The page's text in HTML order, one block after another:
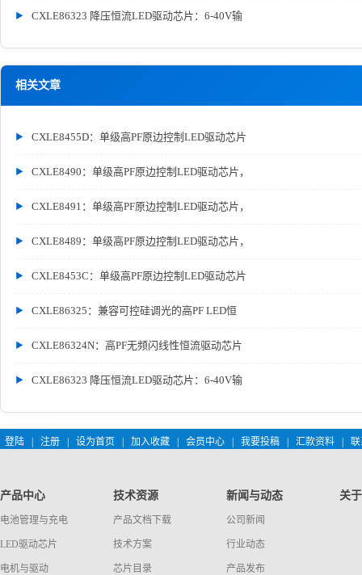
CXLE86323 降压恒流LED驱动芯片：6-40V输
相关文章
CXLE8455D：单级高PF原边控制LED驱动芯片
CXLE8490：单级高PF原边控制LED驱动芯片，
CXLE8491：单级高PF原边控制LED驱动芯片，
CXLE8489：单级高PF原边控制LED驱动芯片，
CXLE8453C：单级高PF原边控制LED驱动芯片
CXLE86325：兼容可控硅调光的高PF LED恒
CXLE86324N：高PF无频闪线性恒流驱动芯片
CXLE86323 降压恒流LED驱动芯片：6-40V输
登陆 注册 设为首页 加入收藏 会员中心 我要投稿 汇款资料
产品中心
电池管理与充电
LED驱动芯片
电机与驱动
技术资源
产品文档下载
技术方案
芯片目录
新闻与动态
公司新闻
行业动态
产品发布
关